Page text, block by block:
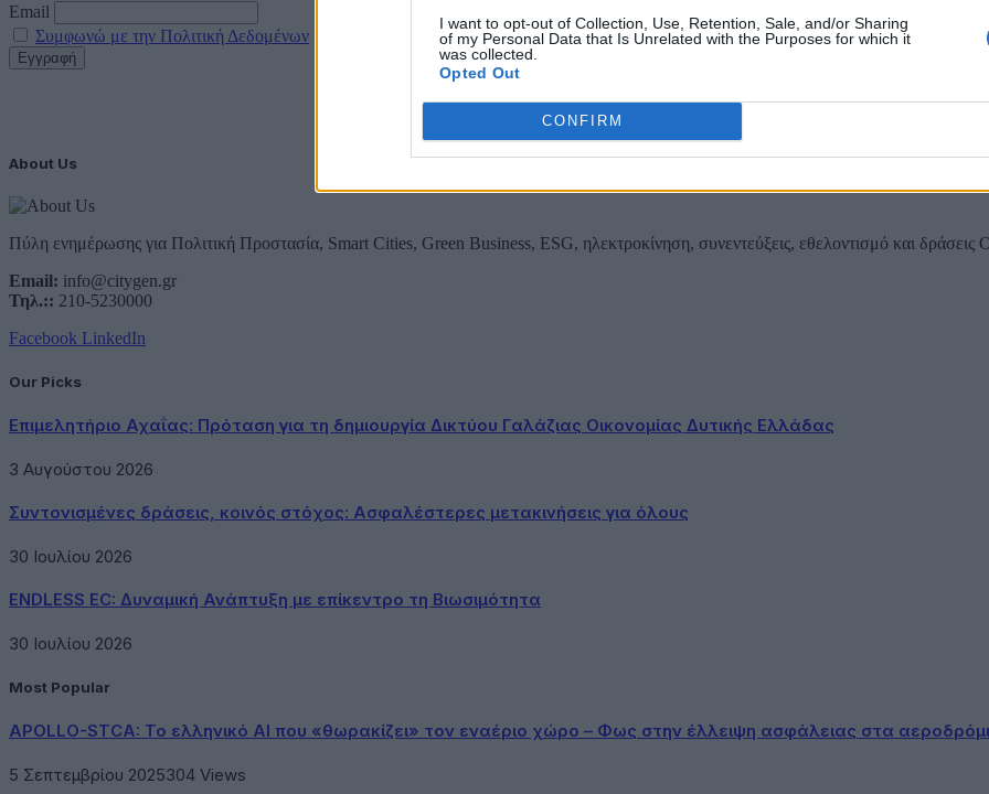
I want to opt-out of Collection, Use, Retention, Sale, and/or Sharing
of my Personal Data that Is Unrelated with the Purposes for which it
was collected.
Opted Out
CONFIRM
Email
Συμφωνώ με την Πολιτική Δεδομένων
About Us
Πύλη ενημέρωσης για Πολιτική Προστασία, Smart Cities, Green Business, ESG, ηλεκτροκίνηση, συνεντεύξεις, εθελοντισμό και
Email: info@citygen.gr
Τηλ.:: 210-5230000
Facebook LinkedIn
Our Picks
Επιμελητήριο Αχαΐας: Πρόταση για τη δημιουργία Δικτύου Γαλάζιας Οικονομίας Δυτικής Ελλάδας
3 Αυγούστου 2026
Συντονισμένες δράσεις, κοινός στόχος: Ασφαλέστερες μετακινήσεις για όλους
30 Ιουλίου 2026
ENDLESS EC: Δυναμική Ανάπτυξη με επίκεντρο τη Βιωσιμότητα
30 Ιουλίου 2026
Most Popular
APOLLO-STCA: Το ελληνικό AI που «θωρακίζει» τον εναέριο χώρο – Φως στην έλλειψη ασφάλειας στα
5 Σεπτεμβρίου 2025304 Views